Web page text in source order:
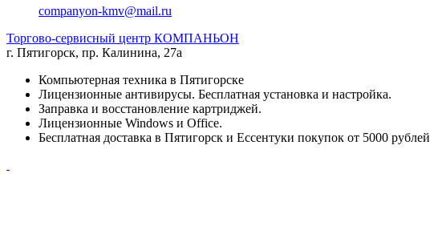
companyon-kmv@mail.ru
Торгово-сервисный центр КОМПАНЬОН
г. Пятигорск, пр. Калинина, 27а
Компьютерная техника в Пятигорске
Лицензионные антивирусы. Бесплатная установка и настройка.
Заправка и восстановление картриджей.
Лицензионные Windows и Office.
Бесплатная доставка в Пятигорск и Ессентуки покупок от 5000 рублей